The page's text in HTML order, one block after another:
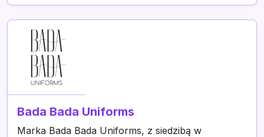
Bada Bada Uniforms
Marka Bada Bada Uniforms, z siedzibą w